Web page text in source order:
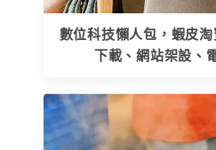
數位科技懶人包，蝦皮
下載、網站架設、